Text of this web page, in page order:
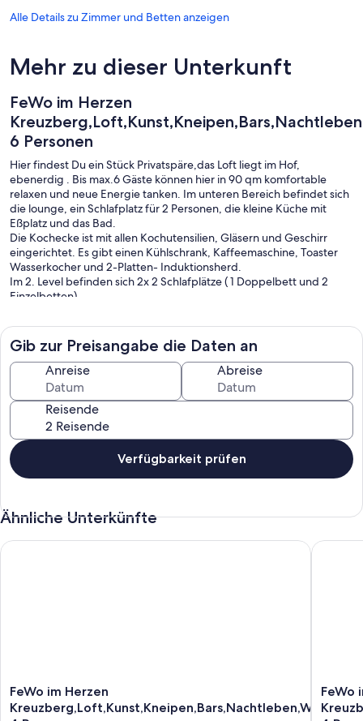
Alle Details zu Zimmer und Betten anzeigen
Mehr zu dieser Unterkunft
FeWo im Herzen
6 Personen
Hier findest Du ein Stück Privatspäre,das Loft liegt im Hof,
ebenerdig . Bis max.6 Gäste können hier in 90 qm komfortable
relaxen und neue Energie tanken. Im unteren Bereich befindet sich
die lounge, ein Schlafplatz für 2 Personen, die kleine Küche mit
Eßplatz und das Bad.
Die Kochecke ist mit allen Kochutensilien, Gläsern und Geschirr
eingerichtet. Es gibt einen Kühlschrank, Kaffeemaschine, Toaster
Wasserkocher und 2-Platten- Induktionsherd.
Im 2. Level befinden sich 2x 2 Schlafplätze ( 1 Doppelbett und 2
Einzelbetten).
nur 3 Gehminuten entfernt, Supermärkte, Apotheke, Banken etc. in
greifbarer Nähe. Das Parken auf der Straße ist kostenlos.
Gib zur Preisangabe die Daten an
Anreise Abreise
Reisende
Verfügbarkeit prüfen
Ähnliche Unterkünfte
FeWo
im
FeWo im Herzen
Kreuzberg,Loft,Kunst,Kneipen,Bars,Nachtleben,WiFi,bis
FeWo im Herzen
FeWo
im
FeWo
FeWo